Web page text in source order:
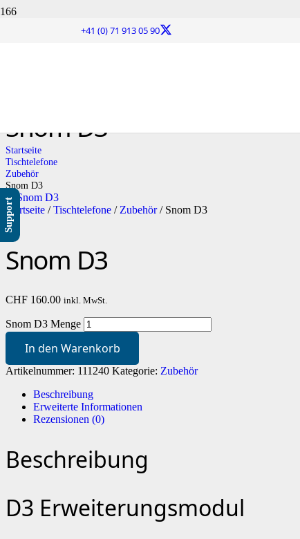
+41 (0) 71 913 05 90
Snom D3
Startseite
Tischtelefone
Zubehör
Snom D3
Startseite /Tischtelefone / Zubehör/ Snom D3
Snom D3
CHF 160.00 inkl. MwSt.
Snom D3 Menge
In den Warenkorb
Artikelnummer: 111240 Kategorie: Zubehör
Beschreibung
Erweiterte Informationen
Rezensionen (0)
Beschreibung
D3 Erweiterungsmodul
Support